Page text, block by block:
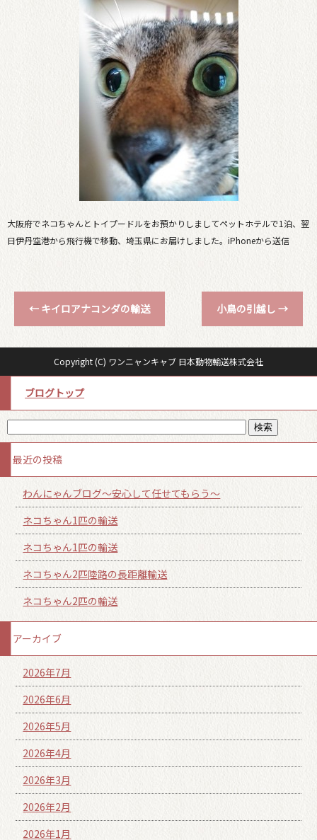
大阪府でネコちゃんとトイプードルをお預かりしましてペットホテルで1泊、翌
日伊丹空港から飛行機で移動、埼玉県にお届けしました。iPhoneから送信
← キイロアナコンダの輸送 小鳥の引越し →
Copyright (C) ワンニャンキャブ 日本動物輸送株式会社
ブログトップ
最近の投稿
わんにゃんブログ～安心して任せてもらう～
ネコちゃん1匹の輸送
ネコちゃん1匹の輸送
ネコちゃん2匹陸路の長距離輸送
ネコちゃん2匹の輸送
アーカイブ
2026年7月
2026年6月
2026年5月
2026年4月
2026年3月
2026年2月
2026年1月